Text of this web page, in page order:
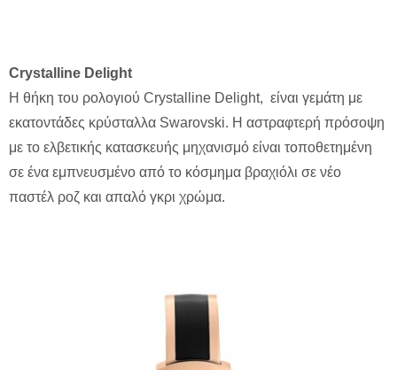
Crystalline Delight
Η θήκη του ρολογιού Crystalline Delight, είναι γεμάτη με
εκατοντάδες κρύσταλλα Swarovski. Η αστραφτερή πρόσοψη
με το ελβετικής κατασκευής μηχανισμό είναι τοποθετημένη
σε ένα εμπνευσμένο από το κόσμημα βραχιόλι σε νέο
παστέλ ροζ και απαλό γκρι χρώμα.